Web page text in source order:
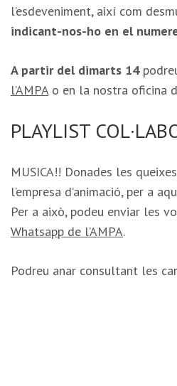
l’esdeveniment, així com
indicant-nos-ho en el
A partir del dimarts 14
l’AMPAo en la nostra oficina
PLAYLIST
MUSICA!! Donades les
l’empresa d’animació, per a
Per a això, podeu enviar les
Whatsapp de l’AMPA.
Podreu anar consultant les